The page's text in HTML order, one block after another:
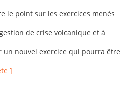
le point sur les exercices menés
de crise volcanique et à
nouvel exercice qui pourra être
]